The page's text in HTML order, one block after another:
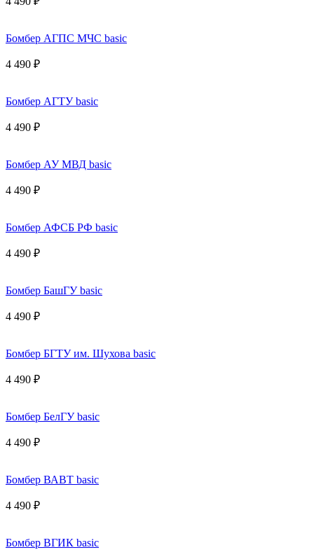
Бомбер АГПС МЧС basic
4 490 ₽
Бомбер АГТУ basic
4 490 ₽
Бомбер АУ МВД basic
4 490 ₽
Бомбер АФСБ РФ basic
4 490 ₽
Бомбер БашГУ basic
4 490 ₽
Бомбер БГТУ им. Шухова basic
4 490 ₽
Бомбер БелГУ basic
4 490 ₽
Бомбер ВАВТ basic
4 490 ₽
Бомбер ВГИК basic